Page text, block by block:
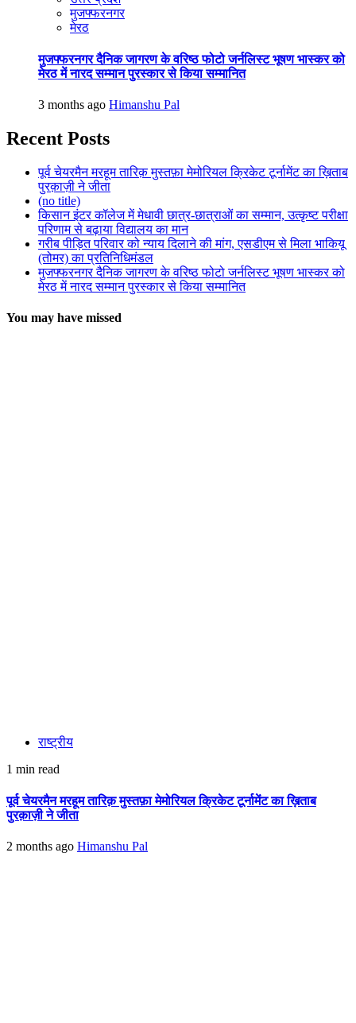
मुजफ्फरनगर
मेरठ
मुजफ्फरनगर दैनिक जागरण के वरिष्ठ फोटो जर्नलिस्ट भूषण भास्कर को
मेरठ में नारद सम्मान पुरस्कार से किया सम्मानित
3 months ago Himanshu Pal
Recent Posts
पूर्व चेयरमैन मरहूम तारिक़ मुस्तफ़ा मेमोरियल क्रिकेट टूर्नामेंट का ख़िताब
पुरक़ाज़ी ने जीता
(no title)
किसान इंटर कॉलेज में मेधावी छात्र-छात्राओं का सम्मान, उत्कृष्ट परीक्षा
परिणाम से बढ़ाया विद्यालय का मान
गरीब पीड़ित परिवार को न्याय दिलाने की मांग, एसडीएम से मिला भाकियू
(तोमर) का प्रतिनिधिमंडल
मुजफ्फरनगर दैनिक जागरण के वरिष्ठ फोटो जर्नलिस्ट भूषण भास्कर को
मेरठ में नारद सम्मान पुरस्कार से किया सम्मानित
You may have missed
राष्ट्रीय
1 min read
पूर्व चेयरमैन मरहूम तारिक़ मुस्तफ़ा मेमोरियल क्रिकेट टूर्नामेंट का ख़िताब
पुरक़ाज़ी ने जीता
2 months ago Himanshu Pal